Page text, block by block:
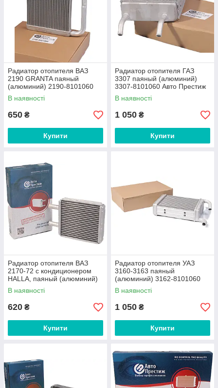
Радиатор отопителя ВАЗ
2190 GRANTA паяный
(алюминий) 2190-8101060
Авто Престиж
В наявності
650 ₴
Купити
Радиатор отопителя ГАЗ
3307 паяный (алюминий)
3307-8101060 Авто Престиж
В наявності
1 050 ₴
Купити
Радиатор отопителя ВАЗ
2170-72 с кондиционером
HALLA, паяный (алюминий)
21700-810106010 Авто
Престиж
В наявності
620 ₴
Купити
Радиатор отопителя УАЗ
3160-3163 паяный
(алюминий) 3162-8101060
Авто Престиж
В наявності
1 050 ₴
Купити